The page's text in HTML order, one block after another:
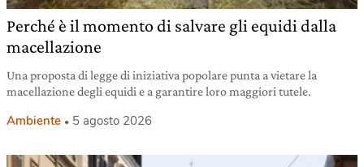
Perché è il momento di salvare gli equidi dalla
macellazione
Una proposta di legge di iniziativa popolare punta a vietare la
macellazione degli equidi e a garantire loro maggiori tutele.
Ambiente 5 agosto 2026